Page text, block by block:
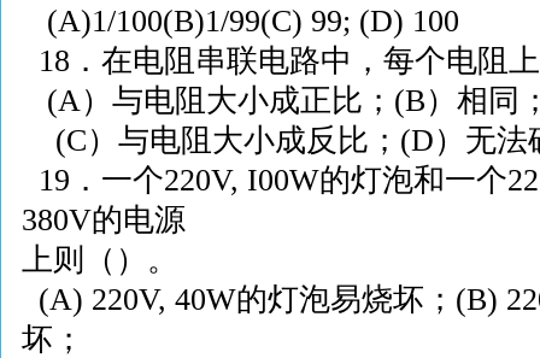
(A)1/100(B)1/99(C) 99; (D) 100
18 ．在电阻串联电路中，每个电阻
(A）与电阻大小成正比； (B）相同
(C）与电阻大小成反比； (D）无法
19 ．一个220V, I00W的灯泡和一个
380V的电源
上则（）。
(A) 220V, 40W的灯泡易烧坏； (B)
坏；